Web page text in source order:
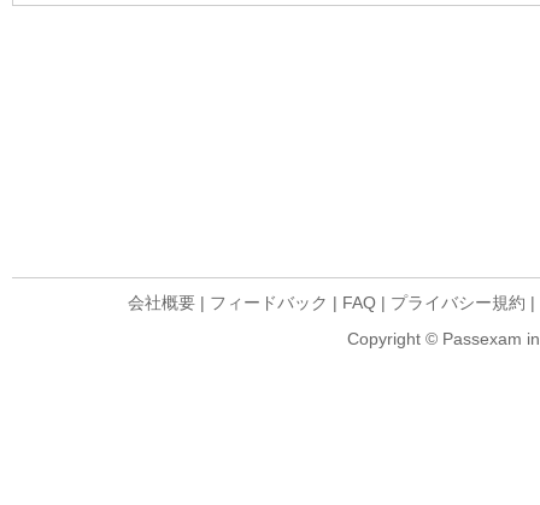
会社概要 | フィードバック | FAQ | プライバシー規約 |
Copyright © Passexam